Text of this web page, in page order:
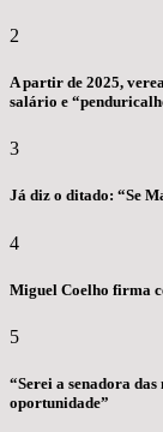
2
A partir de 2025,
salário e
3
Já diz o ditado: “Se
4
Miguel Coelho firma
5
“Serei a senadora
oportunidade”